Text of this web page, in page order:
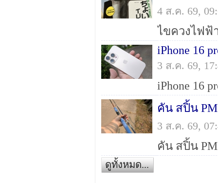
4 ส.ค. 69,
iPhone 16
3 ส.ค. 69,
คัน สปิ้น
3 ส.ค. 69,
ดูทั้งหมด...